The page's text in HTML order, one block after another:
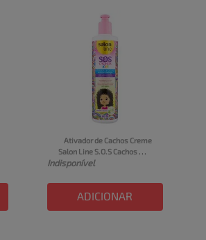
Ativador de Cachos Creme
Salon Line S.O.S Cachos
Kids Frasco 300ml
Indisponível
ADICIONAR